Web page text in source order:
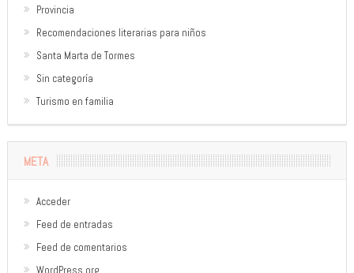
Provincia
Recomendaciones literarias para niños
Santa Marta de Tormes
Sin categoría
Turismo en familia
META
Acceder
Feed de entradas
Feed de comentarios
WordPress.org